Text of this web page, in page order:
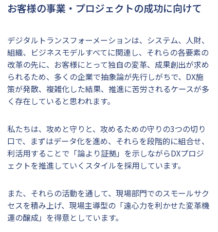
お客様の事業・プロジェクトの成功に向けて
デジタルトランスフォーメーションは、システム、人財、
組織、ビジネスモデルすべてに関連し、それらの各要素の
改革の先に、お客様にとって独自の変革、成果創出が求め
られるため、多くの企業で抽象論が先行しがちで、DX施
策が発散、複雑化した結果、推進に苦労されるケースが多
く存在していると思われます。
私たちは、攻めと守りと、攻めるための守りの3つの切り
口で、まずはデータ化を進め、それらを段階的に組合せ、
利活用することで「論より証拠」を示しながらDXプロジ
ェクトを推進していくスタイルを採用しています。
また、それらの活動を通して、現場部門でのスモールサク
セスを積み上げ、現場主導型の「遠心力を利かせた変革機
運の醸成」を得意としています。